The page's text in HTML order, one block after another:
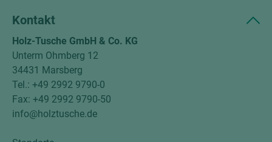
Kontakt
Holz-Tusche GmbH & Co. KG
Unterm Ohmberg 12
34431 Marsberg
Tel.: +49 2992 9790-0
Fax: +49 2992 9790-50
info@holztusche.de